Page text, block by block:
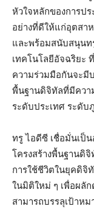
หัวใจหลักของการป
อย่างที่ดีให้แก่อุตสา
และพร้อมสนับสนุนท
เทคโนโลยีอัจฉริยะ
ความร่วมมือกันจะมี
พื้นฐานดิจิทัลที่มีควา
ระดับประเทศ ระดั
ทรู ไอดีซี เชื่อมั่นเป็
โครงสร้างพื้นฐานดิ
การใช้ชีวิตในยุคดิจิ
ในมิติใหม่ ๆ เพื่อผลั
สามารถบรรลุเป้าห